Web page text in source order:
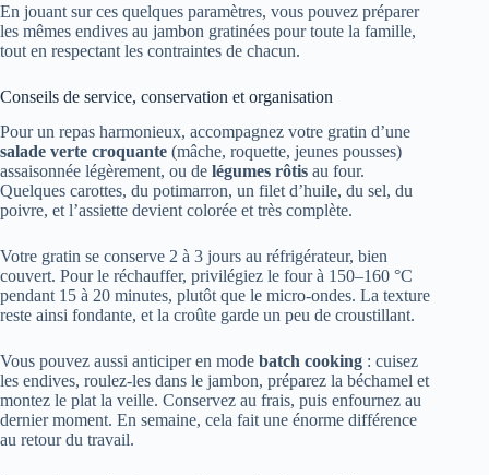
En jouant sur ces quelques paramètres, vous pouvez préparer
les mêmes endives au jambon gratinées pour toute la famille,
tout en respectant les contraintes de chacun.
Conseils de service, conservation et organisation
Pour un repas harmonieux, accompagnez votre gratin d’une
salade verte croquante (mâche, roquette, jeunes pousses)
assaisonnée légèrement, ou de légumes rôtis au four.
Quelques carottes, du potimarron, un filet d’huile, du sel, du
poivre, et l’assiette devient colorée et très complète.
Votre gratin se conserve 2 à 3 jours au réfrigérateur, bien
couvert. Pour le réchauffer, privilégiez le four à 150–160 °C
pendant 15 à 20 minutes, plutôt que le micro-ondes. La texture
reste ainsi fondante, et la croûte garde un peu de croustillant.
Vous pouvez aussi anticiper en mode batch cooking : cuisez
les endives, roulez-les dans le jambon, préparez la béchamel et
montez le plat la veille. Conservez au frais, puis enfournez au
dernier moment. En semaine, cela fait une énorme différence
au retour du travail.